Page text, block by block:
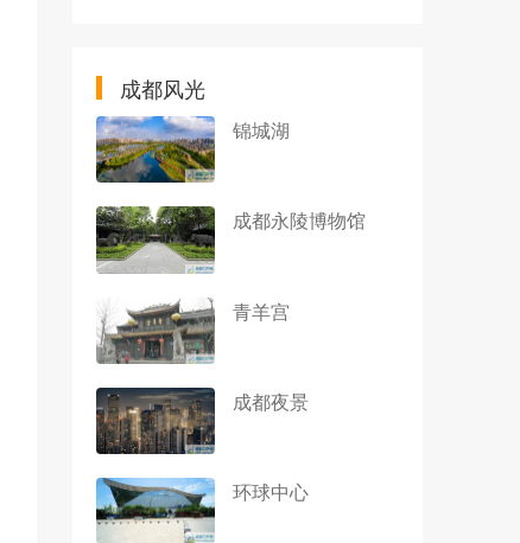
成都风光
锦城湖
成都永陵博物馆
青羊宫
成都夜景
环球中心